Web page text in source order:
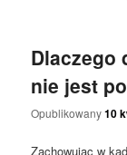
Dlaczego
nie jest
Opublikowany10
Zachowując w